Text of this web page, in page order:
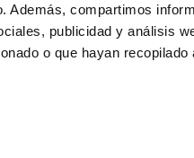
Además, compartimos
publicidad y análisis
o que hayan